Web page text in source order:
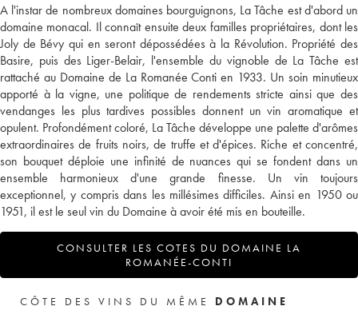
A l'instar de nombreux domaines bourguignons, La Tâche est d'abord un
domaine monacal. Il connaît ensuite deux familles propriétaires, dont les
Joly de Bévy qui en seront dépossédées à la Révolution. Propriété des
Basire, puis des Liger-Belair, l'ensemble du vignoble de La Tâche est
rattaché au Domaine de La Romanée Conti en 1933. Un soin minutieux
apporté à la vigne, une politique de rendements stricte ainsi que des
vendanges les plus tardives possibles donnent un vin aromatique et
opulent. Profondément coloré, La Tâche développe une palette d'arômes
extraordinaires de fruits noirs, de truffe et d'épices. Riche et concentré,
son bouquet déploie une infinité de nuances qui se fondent dans un
ensemble harmonieux d'une grande finesse. Un vin toujours
exceptionnel, y compris dans les millésimes difficiles. Ainsi en 1950 ou
1951, il est le seul vin du Domaine à avoir été mis en bouteille.
CONSULTER LES COTES DU DOMAINE LA
ROMANÉE-CONTI
CÔTE DES VINS DU MÊME DOMAINE